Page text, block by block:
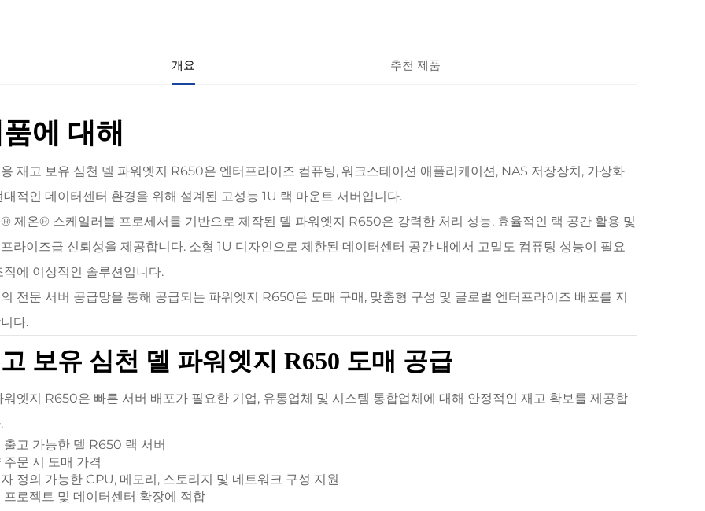
개요 추천 제품
에 대해
재고 보유 심천 델 파워엣지 R650은 엔터프라이즈 컴퓨팅, 워크스테이션 애플리케이션, NAS 저장장치, 가상화
대적인 데이터센터 환경을 위해 설계된 고성능 1U 랙 마운트 서버입니다.
제온® 스케일러블 프로세서를 기반으로 제작된 델 파워엣지 R650은 강력한 처리 성능, 효율적인 랙 공간 활용 및
라이즈급 신뢰성을 제공합니다. 소형 1U 디자인으로 제한된 데이터센터 공간 내에서 고밀도 컴퓨팅 성능이 필요
직에 이상적인 솔루션입니다.
전문 서버 공급망을 통해 공급되는 파워엣지 R650은 도매 구매, 맞춤형 구성 및 글로벌 엔터프라이즈 배포를 지
다.
보유 심천 델 파워엣지 R650 도매 공급
워엣지 R650은 빠른 서버 배포가 필요한 기업, 유통업체 및 시스템 통합업체에 대해 안정적인 재고 확보를 제공합
출고 가능한 델 R650 랙 서버
주문 시 도매 가격
정의 가능한 CPU, 메모리, 스토리지 및 네트워크 구성 지원
프로젝트 및 데이터센터 확장에 적합